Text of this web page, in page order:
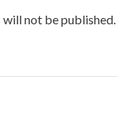
will not be published.